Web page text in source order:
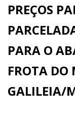
PREÇOS
PARA O
FROTA DO
GALILEIA/